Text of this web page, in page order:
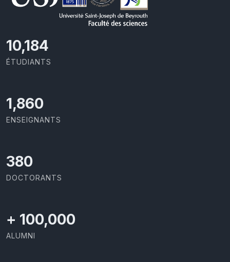
10,801
ÉTUDIANTS
1,973
ENSEIGNANTS
403
DOCTORANTS
+ 100,000
ALUMNI